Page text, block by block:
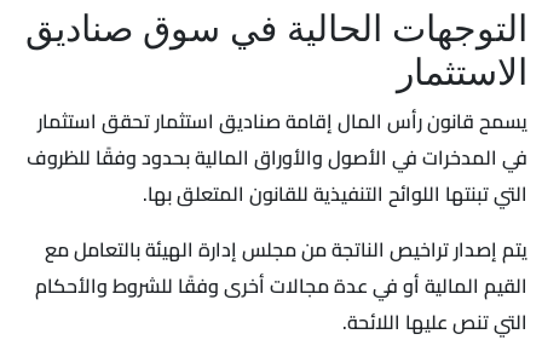
التوجهات الحالية في سوق صناديق
الاستثمار
يسمح قانون رأس المال إقامة صناديق استثمار تحقق استثمار
في المدخرات في الأصول والأوراق المالية بحدود وفقًا للظروف
التي تبنتها اللوائح التنفيذية للقانون المتعلق بها.
يتم إصدار تراخيص الناتجة من مجلس إدارة الهيئة بالتعامل مع
القيم المالية أو في عدة مجالات أخرى وفقًا للشروط والأحكام
التي تنص عليها اللائحة.